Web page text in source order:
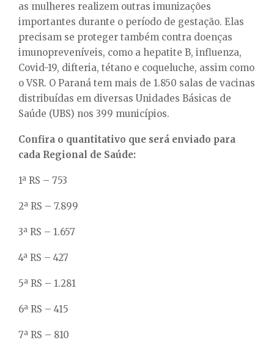
as mulheres realizem outras imunizações
importantes durante o período de gestação. Elas
precisam se proteger também contra doenças
imunopreveníveis, como a hepatite B, influenza,
Covid-19, difteria, tétano e coqueluche, assim como
o VSR. O Paraná tem mais de 1.850 salas de vacinas
distribuídas em diversas Unidades Básicas de
Saúde (UBS) nos 399 municípios.
Confira o quantitativo que será enviado para
cada Regional de Saúde:
1ª RS – 753
2ª RS – 7.899
3ª RS – 1.657
4ª RS – 427
5ª RS – 1.281
6ª RS – 415
7ª RS – 810